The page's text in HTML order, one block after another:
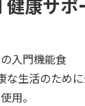
康サポ
入門機能食
な生活のため
用。